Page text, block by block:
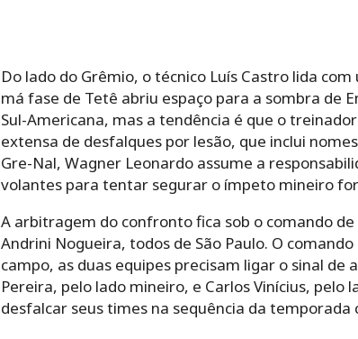
Do lado do Grêmio, o técnico Luís Castro lida
má fase de Tetê abriu espaço para a sombra de
Sul-Americana, mas a tendência é que o
extensa de desfalques por lesão, que inclui
Gre-Nal, Wagner Leonardo assume a
volantes para tentar segurar o ímpeto mineiro
A arbitragem do confronto fica sob o comando
Andrini Nogueira, todos de São Paulo. O
campo, as duas equipes precisam ligar o sinal
Pereira, pelo lado mineiro, e Carlos Vinícius,
desfalcar seus times na sequência da